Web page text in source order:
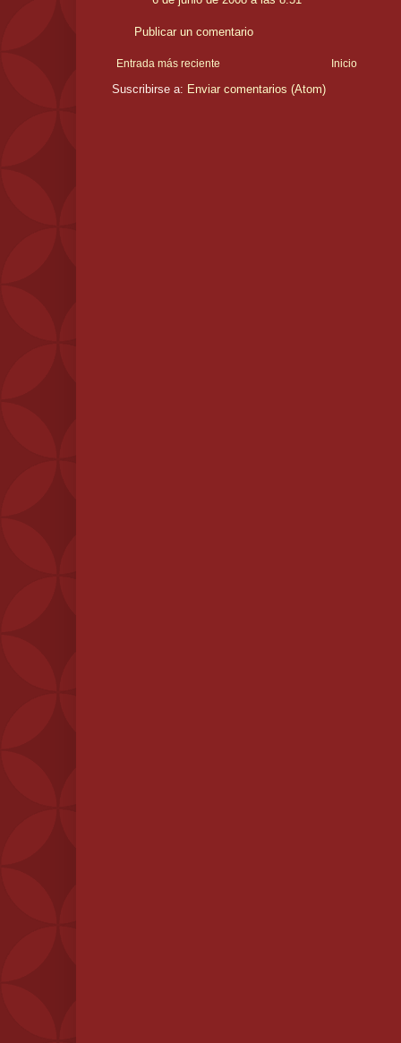
Publicar un comentario
Entrada más reciente Inicio
Suscribirse a: Enviar comentarios (Atom)